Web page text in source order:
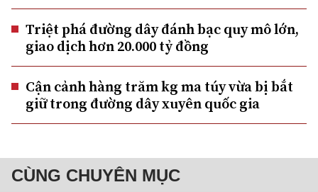
Triệt phá đường dây đánh bạc quy mô lớn,
giao dịch hơn 20.000 tỷ đồng
Cận cảnh hàng trăm kg ma túy vừa bị bắt
giữ trong đường dây xuyên quốc gia
CÙNG CHUYÊN MỤC